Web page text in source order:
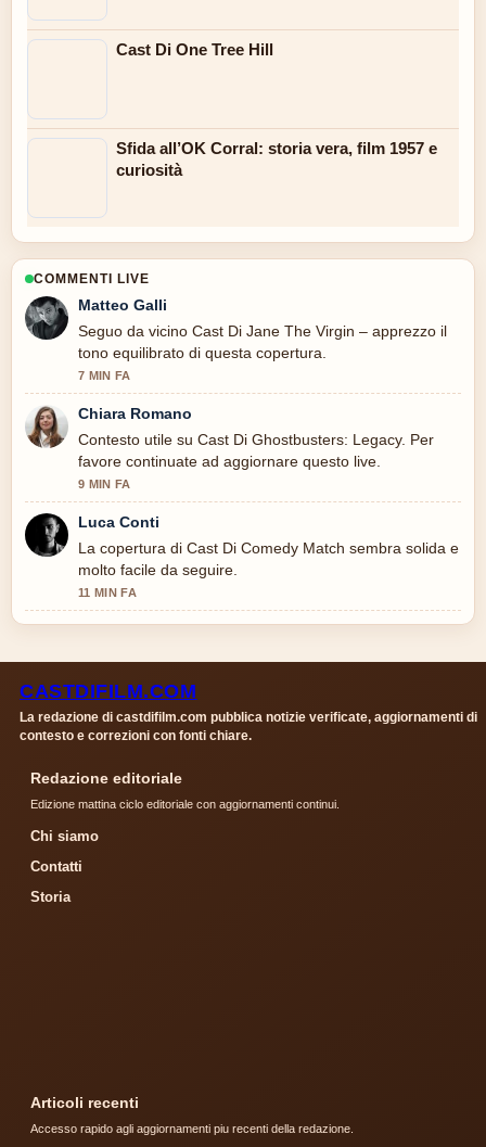
Cast Di One Tree Hill
Sfida all’OK Corral: storia vera, film 1957 e
curiosità
COMMENTI LIVE
Matteo Galli
Seguo da vicino Cast Di Jane The Virgin – apprezzo il
tono equilibrato di questa copertura.
7 MIN FA
Chiara Romano
Contesto utile su Cast Di Ghostbusters: Legacy. Per
favore continuate ad aggiornare questo live.
9 MIN FA
Luca Conti
La copertura di Cast Di Comedy Match sembra solida e
molto facile da seguire.
11 MIN FA
CASTDIFILM.COM
La redazione di castdifilm.com pubblica notizie verificate, aggiornamenti di
contesto e correzioni con fonti chiare.
Redazione editoriale
Edizione mattina ciclo editoriale con aggiornamenti continui.
Chi siamo
Contatti
Storia
Articoli recenti
Accesso rapido agli aggiornamenti piu recenti della redazione.